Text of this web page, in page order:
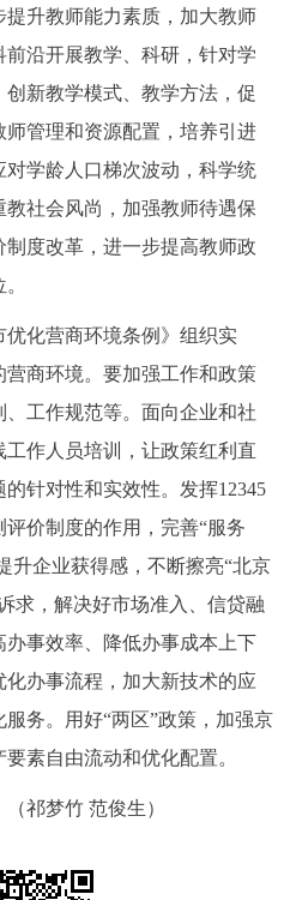
升教师能力素质，加大教师
沿开展教学、科研，针对学
新教学模式、教学方法，促
管理和资源配置，培养引进
学龄人口梯次波动，科学统
社会风尚，加强教师待遇保
度改革，进一步提高教师政
化营商环境条例》组织实
商环境。要加强工作和政策
工作规范等。面向企业和社
作人员培训，让政策红利直
针对性和实效性。发挥12345
价制度的作用，完善“服务
升企业获得感，不断擦亮“北京
求，解决好市场准入、信贷融
事效率、降低办事成本上下
办事流程，加大新技术的应
务。用好“两区”政策，加强京
素自由流动和优化配置。
祁梦竹 范俊生）